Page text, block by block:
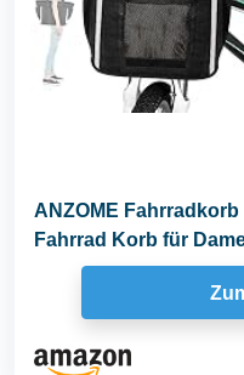
ANZOME
Fahrrad Korb für